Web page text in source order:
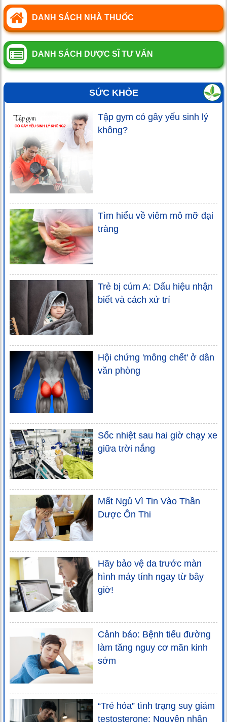
DANH SÁCH NHÀ THUỐC
DANH SÁCH DƯỢC SĨ TƯ VẤN
SỨC KHỎE
Tập gym có gây yếu sinh lý
không?
Tìm hiểu về viêm mô mỡ đại
tràng
Trẻ bị cúm A: Dấu hiệu nhận
biết và cách xử trí
Hội chứng 'mông chết' ở dân
văn phòng
Sốc nhiệt sau hai giờ chạy xe
giữa trời nắng
Mất Ngủ Vì Tin Vào Thần
Dược Ôn Thi
Hãy bảo vệ da trước màn
hình máy tính ngay từ bây
giờ!
Cảnh báo: Bệnh tiểu đường
làm tăng nguy cơ mãn kinh
sớm
“Trẻ hóa” tình trạng suy giảm
testosterone: Nguyên nhân